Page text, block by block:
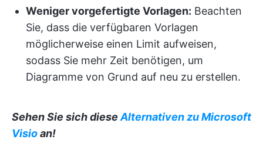
Weniger vorgefertigte Vorlagen: Beachten
Sie, dass die verfügbaren Vorlagen
möglicherweise einen Limit aufweisen,
sodass Sie mehr Zeit benötigen, um
Diagramme von Grund auf neu zu erstellen.
Sehen Sie sich diese Alternativen zu Microsoft
Visioan!